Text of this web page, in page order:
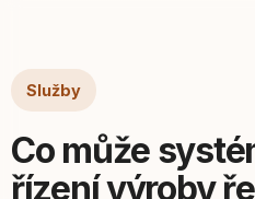
Služby
Co může
řízení výroby